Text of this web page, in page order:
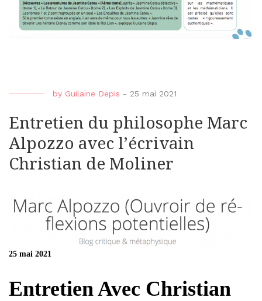
by Guilaine Depis - 25 mai 2021
Entretien du philosophe Marc
Alpozzo avec l’écrivain
Christian de Moliner
25 mai 2021
Entretien Avec Christian